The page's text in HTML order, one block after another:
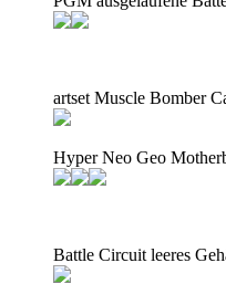
artset Muscle Bomber
Hyper Neo Geo
Battle Circuit leeres